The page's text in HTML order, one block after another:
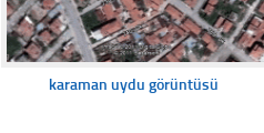
karaman uydu görüntüsü